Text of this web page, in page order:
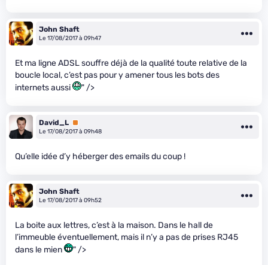
John Shaft
Le 17/08/2017 à 09h47
Et ma ligne ADSL souffre déjà de la qualité toute relative de la
boucle local, c’est pas pour y amener tous les bots des
internets aussi
" />
David_L Premium
Le 17/08/2017 à 09h48
Qu’elle idée d’y héberger des emails du coup !
John Shaft
Le 17/08/2017 à 09h52
La boite aux lettres, c’est à la maison. Dans le hall de
l’immeuble éventuellement, mais il n’y a pas de prises RJ45
dans le mien
" />